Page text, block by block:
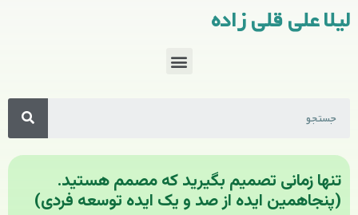
لیلا علی قلی زاده
تنها زمانی تصمیم بگیرید که مصمم هستید.
(پنجاهمین ایده از صد و یک ایده توسعه فردی)